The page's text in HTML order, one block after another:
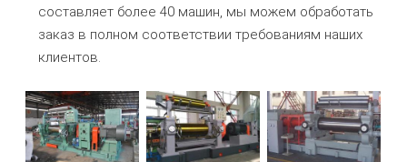
составляет более 40 машин, мы можем обработать
заказ в полном соответствии требованиям наших
клиентов.